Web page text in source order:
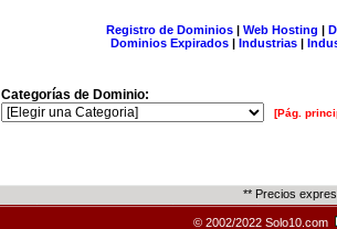
Registro de Dominios| Web Hosting |
Dominios Expirados | Industrias |
Categorías de Dominio:
[Pág.
** Precios
© 2002/2022 Solo10.com